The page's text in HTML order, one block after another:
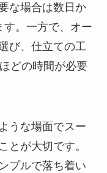
な場合は数日か
す。一方で、オー
び、仕立ての工
どの時間が必要
うな場面でスー
とが大切です。
プルで落ち着い